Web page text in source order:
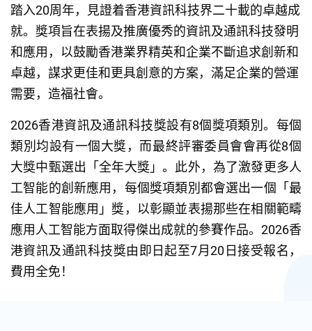
踏入20周年，見證着香港資訊科技界二十載的卓越成
就。獎項旨在表揚及推廣優秀的資訊及通訊科技發明
和應用，以鼓勵香港業界精英和企業不斷追求創新和
卓越，謀求更佳和更具創意的方案，滿足企業的營運
需要，造福社會。
2026香港資訊及通訊科技獎設有8個獎項類別。每個
類別均設有一個大獎，而最終評審委員會會再從8個
大獎中甄選出「全年大獎」。此外，為了激發更多人
工智能的創新應用，每個獎項類別都會選出一個「最
佳人工智能應用」獎，以彰顯並表揚那些在相關範疇
應用人工智能方面取得傑出成就的參賽作品。2026香
港資訊及通訊科技獎由即日起至7月20日接受報名，
費用全免！